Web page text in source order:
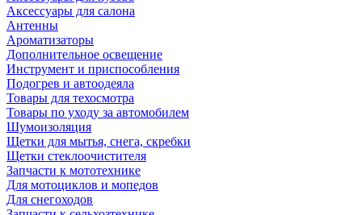
Аксессуары для салона
Антенны
Ароматизаторы
Дополнительное освещение
Инструмент и приспособления
Подогрев и автоодеяла
Товары для техосмотра
Товары по уходу за автомобилем
Шумоизоляция
Щетки для мытья, снега, скребки
Щетки стеклоочистителя
Запчасти к мототехнике
Для мотоциклов и мопедов
Для снегоходов